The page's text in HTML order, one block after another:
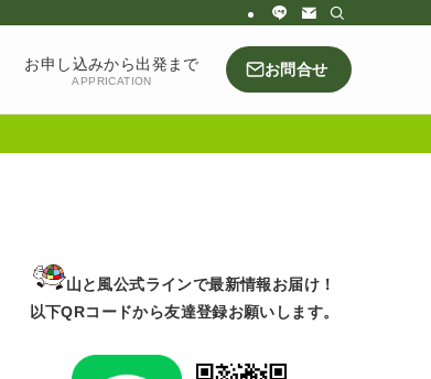
お申し込みから出発まで
APPRICATION
お問合せ
山と風公式ラインで最新情報お届け！
以下QRコードから友達登録お願いします。